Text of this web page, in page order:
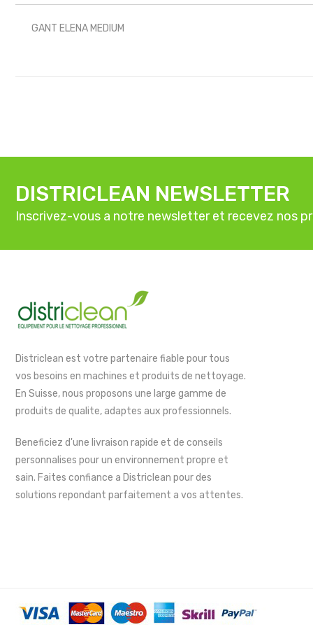
GANT ELENA MEDIUM
DISTRICLEAN NEWSLETTER
Inscrivez-vous a notre newsletter et recevez nos
Districlean est votre partenaire fiable pour tous
vos besoins en machines et produits de nettoyage.
En Suisse, nous proposons une large gamme de
produits de qualite, adaptes aux professionnels.
Beneficiez d'une livraison rapide et de conseils
personnalises pour un environnement propre et
sain. Faites confiance a Districlean pour des
solutions repondant parfaitement a vos attentes.